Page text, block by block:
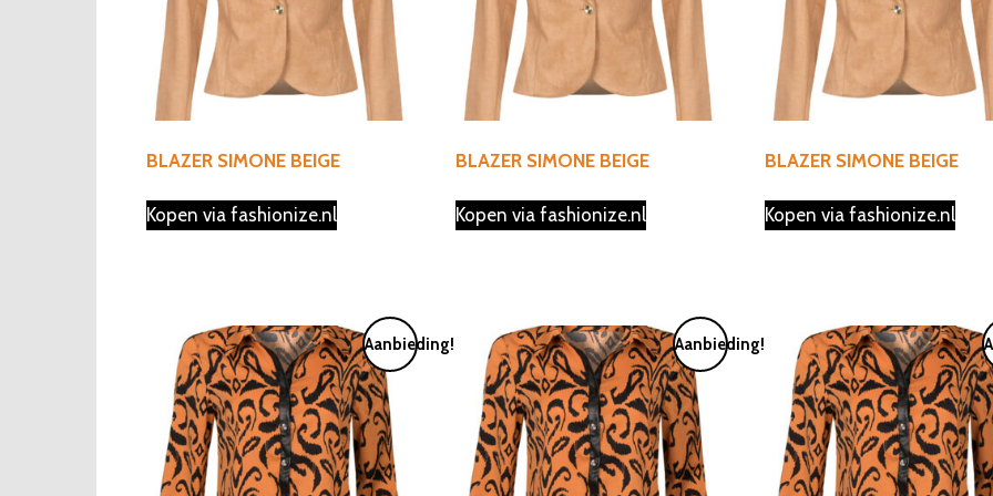
BLAZER SIMONE BEIGE
Kopen via fashionize.nl
BLAZER SIMONE BEIGE
Kopen via fashionize.nl
BLAZER SIMONE BEIGE
Kopen via fashionize.nl
Aanbieding! Aanbieding!